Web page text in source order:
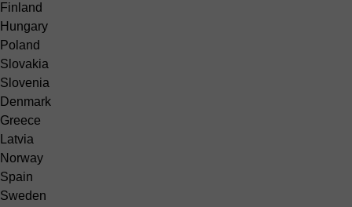
Finland
Hungary
Poland
Slovakia
Slovenia
Denmark
Greece
Latvia
Norway
Spain
Sweden